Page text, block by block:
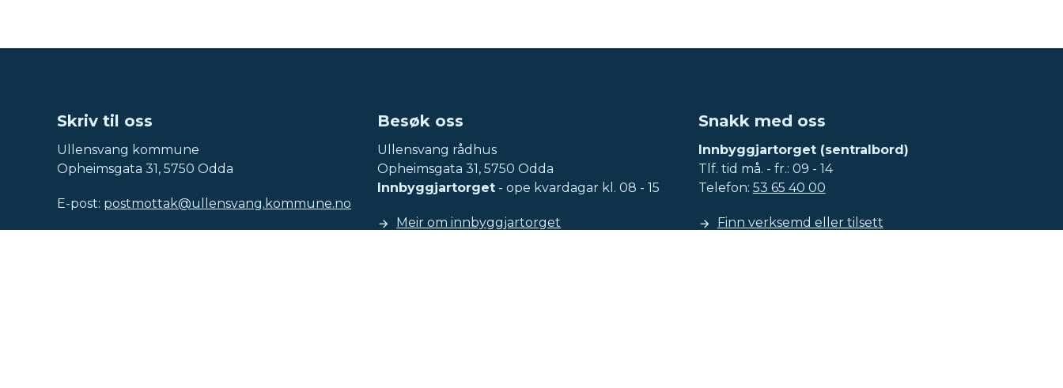
Skriv til oss
Ullensvang kommune
Opheimsgata 31, 5750 Odda
E-post: postmottak@ullensvang.kommune.no
Besøk oss
Ullensvang rådhus
Opheimsgata 31, 5750 Odda
Innbyggjartorget - ope kvardagar kl. 08 - 15
Meir om innbyggjartorget
Snakk med oss
Innbyggjartorget (sentralbord)
Tlf. tid må. - fr.: 09 - 14
Telefon: 53 65 40 00
Finn verksemd eller tilsett